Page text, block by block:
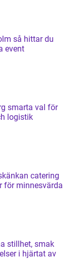
du
event
logistik
catering
för minnesvärda
i hjärtat av